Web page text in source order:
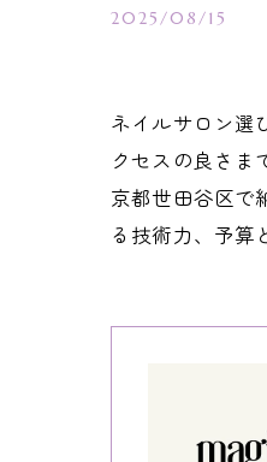
2025/08/15
ネイルサロン選
クセスの良さま
京都世田谷区で
る技術力、予算